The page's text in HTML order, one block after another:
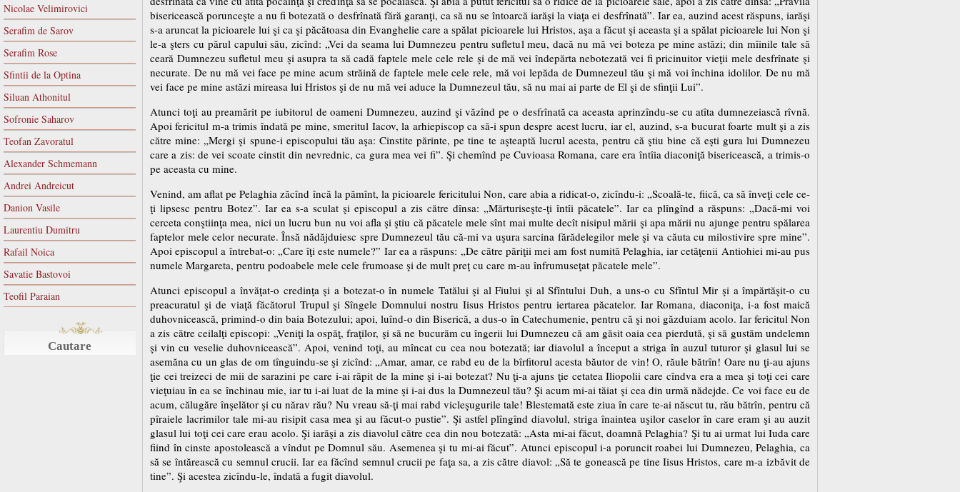
Nicolae Velimirovici
Serafim de Sarov
Serafim Rose
Sfintii de la Optina
Siluan Athonitul
Sofronie Saharov
Teofan Zavoratul
Alexander Schmemann
Andrei Andreicut
Danion Vasile
Laurentiu Dumitru
Rafail Noica
Savatie Bastovoi
Teofil Paraian
Cautare
bisericească porunceşte a nu fi botezată o desfrînată fără garanţi, ca să nu se întoarcă iarăşi la viaţa ei desfrînată”. Iar ea, auzind acest răspuns, iarăşi
s-a aruncat la picioarele lui şi ca şi păcătoasa din Evanghelie care a spălat picioarele lui Hristos, aşa a făcut şi aceasta şi a spălat picioarele lui Non şi
le-a şters cu părul capului său, zicînd: „Vei da seama lui Dumnezeu pentru sufletul meu, dacă nu mă vei boteza pe mine astăzi; din mîinile tale să
ceară Dumnezeu sufletul meu şi asupra ta să cadă faptele mele cele rele şi de mă vei îndepărta nebotezată vei fi pricinuitor vieţii mele desfrînate şi
necurate. De nu mă vei face pe mine acum străină de faptele mele cele rele, mă voi lepăda de Dumnezeul tău şi mă voi închina idolilor. De nu mă
vei face pe mine astăzi mireasa lui Hristos şi de nu mă vei aduce la Dumnezeul tău, să nu mai ai parte de El şi de sfinţii Lui”.
Atunci toţi au preamărit pe iubitorul de oameni Dumnezeu, auzind şi văzînd pe o desfrînată ca aceasta aprinzîndu-se cu atîta dumnezeiască rîvnă.
Apoi fericitul m-a trimis îndată pe mine, smeritul Iacov, la arhiepiscop ca să-i spun despre acest lucru, iar el, auzind, s-a bucurat foarte mult şi a zis
către mine: „Mergi şi spune-i episcopului tău aşa: Cinstite părinte, pe tine te aşteaptă lucrul acesta, pentru că ştiu bine că eşti gura lui Dumnezeu
care a zis: de vei scoate cinstit din nevrednic, ca gura mea vei fi”. Şi chemînd pe Cuvioasa Romana, care era întîia diaconiţă bisericească, a trimis-o
pe aceasta cu mine.
Venind, am aflat pe Pelaghia zăcînd încă la pămînt, la picioarele fericitului Non, care abia a ridicat-o, zicîndu-i: „Scoală-te, fiică, ca să înveţi cele ce-
ţi lipsesc pentru Botez”. Iar ea s-a sculat şi episcopul a zis către dînsa: „Mărturiseşte-ţi întîi păcatele”. Iar ea plîngînd a răspuns: „Dacă-mi voi
cerceta conştiinţa mea, nici un lucru bun nu voi afla şi ştiu că păcatele mele sînt mai multe decît nisipul mării şi apa mării nu ajunge pentru spălarea
faptelor mele celor necurate. Însă nădăjduiesc spre Dumnezeul tău că-mi va uşura sarcina fărădelegilor mele şi va căuta cu milostivire spre mine”.
Apoi episcopul a întrebat-o: „Care îţi este numele?” Iar ea a răspuns: „De către păriţii mei am fost numită Pelaghia, iar cetăţenii Antiohiei mi-au pus
numele Margareta, pentru podoabele mele cele frumoase şi de mult preţ cu care m-au înfrumuseţat păcatele mele”.
Atunci episcopul a învăţat-o credinţa şi a botezat-o în numele Tatălui şi al Fiului şi al Sfîntului Duh, a uns-o cu Sfîntul Mir şi a împărtăşit-o cu
preacuratul şi de viaţă făcătorul Trupul şi Sîngele Domnului nostru Iisus Hristos pentru iertarea păcatelor. Iar Romana, diaconiţa, i-a fost maică
duhovnicească, primind-o din baia Botezului; apoi, luînd-o din Biserică, a dus-o în Catechumenie, pentru că şi noi găzduiam acolo. Iar fericitul Non
a zis către ceilalţi episcopi: „Veniţi la ospăţ, fraţilor, şi să ne bucurăm cu îngerii lui Dumnezeu că am găsit oaia cea pierdută, şi să gustăm undelemn
şi vin cu veselie duhovnicească”. Apoi, venind toţi, au mîncat cu cea nou botezată; iar diavolul a început a striga în auzul tuturor şi glasul lui se
asemăna cu un glas de om tînguindu-se şi zicînd: „Amar, amar, ce rabd eu de la bîrfitorul acesta băutor de vin! O, răule bătrîn! Oare nu ţi-au ajuns
ţie cei treizeci de mii de sarazini pe care i-ai răpit de la mine şi i-ai botezat? Nu ţi-a ajuns ţie cetatea Iliopolii care cîndva era a mea şi toţi cei care
vieţuiau în ea se închinau mie, iar tu i-ai luat de la mine şi i-ai dus la Dumnezeul tău? Şi acum mi-ai tăiat şi cea din urmă nădejde. Ce voi face eu de
acum, călugăre înşelător şi cu nărav rău? Nu vreau să-ţi mai rabd vicleşugurile tale! Blestemată este ziua în care te-ai născut tu, rău bătrîn, pentru că
pîraiele lacrimilor tale mi-au risipit casa mea şi au făcut-o pustie”. Şi astfel plîngînd diavolul, striga înaintea uşilor caselor în care eram şi au auzit
glasul lui toţi cei care erau acolo. Şi iarăşi a zis diavolul către cea din nou botezată: „Asta mi-ai făcut, doamnă Pelaghia? Şi tu ai urmat lui Iuda care
fiind în cinste apostolească a vîndut pe Domnul său. Asemenea şi tu mi-ai făcut”. Atunci episcopul i-a poruncit roabei lui Dumnezeu, Pelaghia, ca
să se întărească cu semnul crucii. Iar ea făcînd semnul crucii pe faţa sa, a zis către diavol: „Să te gonească pe tine Iisus Hristos, care m-a izbăvit de
tine”. Şi acestea zicîndu-le, îndată a fugit diavolul.